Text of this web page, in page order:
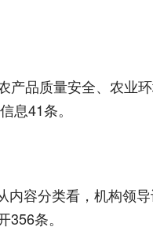
品质量安全、农业
息41条。
容分类看，机构领
条。